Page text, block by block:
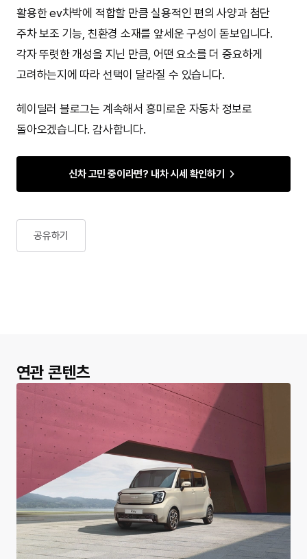
활용한 ev차박에 적합할 만큼 실용적인 편의 사양과 첨단
주차 보조 기능, 친환경 소재를 앞세운 구성이 돋보입니다.
각자 뚜렷한 개성을 지닌 만큼, 어떤 요소를 더 중요하게
고려하는지에 따라 선택이 달라질 수 있습니다.
헤이딜러 블로그는 계속해서 흥미로운 자동차 정보로
돌아오겠습니다. 감사합니다.
신차 고민 중이라면? 내차 시세 확인하기
공유하기
연관 콘텐츠